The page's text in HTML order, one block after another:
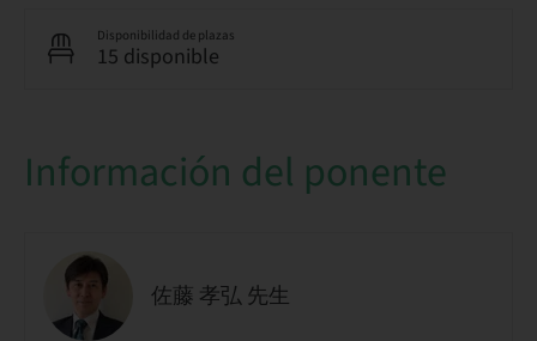
Disponibilidad de plazas
15 disponible
Información del ponente
佐藤 孝弘 先生